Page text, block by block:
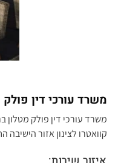
משרד עורכי דין פולק
קוואטרו לצינון אזור הישיבה